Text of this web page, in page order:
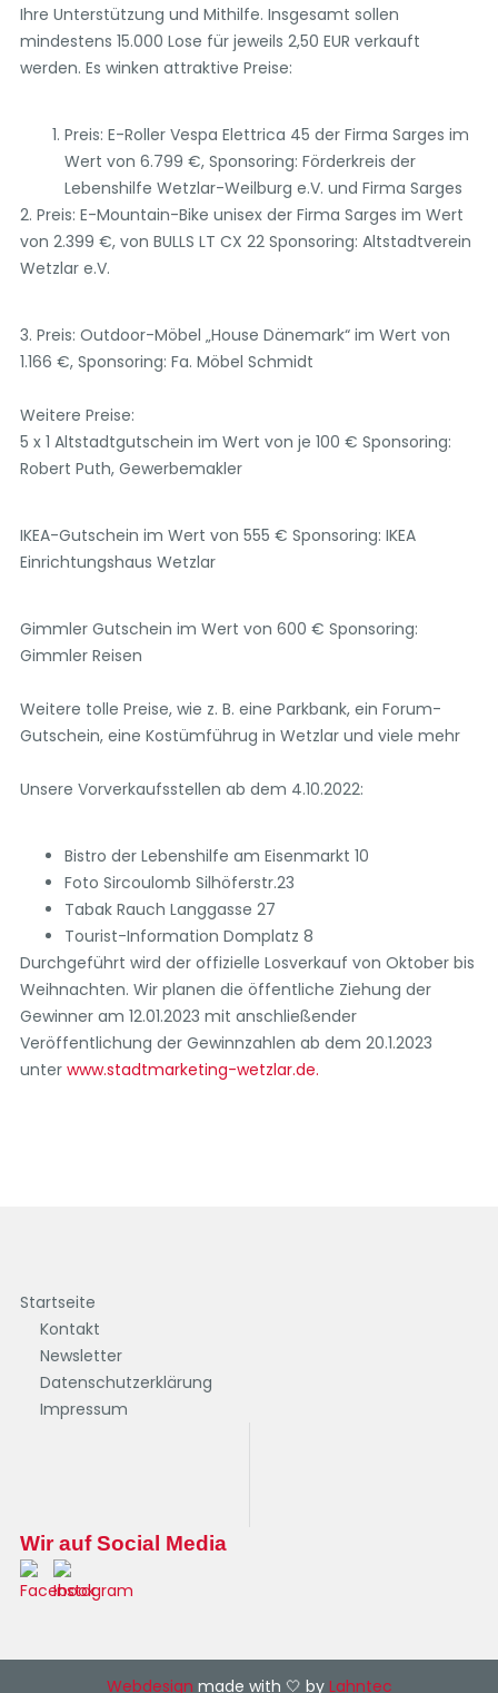
Ihre Unterstützung und Mithilfe. Insgesamt sollen
mindestens 15.000 Lose für jeweils 2,50 EUR verkauft
werden. Es winken attraktive Preise:
Preis: E-Roller Vespa Elettrica 45 der Firma Sarges im
Wert von 6.799 €, Sponsoring: Förderkreis der
Lebenshilfe Wetzlar-Weilburg e.V. und Firma Sarges
2. Preis: E-Mountain-Bike unisex der Firma Sarges im Wert
von 2.399 €, von BULLS LT CX 22 Sponsoring: Altstadtverein
Wetzlar e.V.
3. Preis: Outdoor-Möbel „House Dänemark“ im Wert von
1.166 €, Sponsoring: Fa. Möbel Schmidt
Weitere Preise:
5 x 1 Altstadtgutschein im Wert von je 100 € Sponsoring:
Robert Puth, Gewerbemakler
IKEA-Gutschein im Wert von 555 € Sponsoring: IKEA
Einrichtungshaus Wetzlar
Gimmler Gutschein im Wert von 600 € Sponsoring:
Gimmler Reisen
Weitere tolle Preise, wie z. B. eine Parkbank, ein Forum-
Gutschein, eine Kostümführug in Wetzlar und viele mehr
Unsere Vorverkaufsstellen ab dem 4.10.2022:
Bistro der Lebenshilfe am Eisenmarkt 10
Foto Sircoulomb Silhöferstr.23
Tabak Rauch Langgasse 27
Tourist-Information Domplatz 8
Durchgeführt wird der offizielle Losverkauf von Oktober bis
Weihnachten. Wir planen die öffentliche Ziehung der
Gewinner am 12.01.2023 mit anschließender
Veröffentlichung der Gewinnzahlen ab dem 20.1.2023
unter www.stadtmarketing-wetzlar.de.
Startseite
Kontakt
Newsletter
Datenschutzerklärung
Impressum
Wir auf Social Media
Webdesign made with 🤍 by Lahntec